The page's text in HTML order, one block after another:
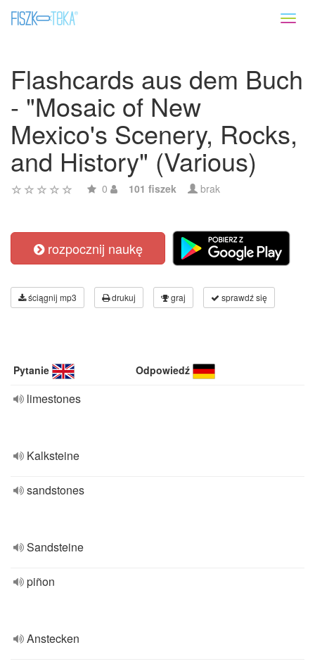
Flashcards aus dem Buch
- "Mosaic of New
Mexico's Scenery, Rocks,
and History" (Various)
0 101 fiszek brak
rozpocznij naukę
ściągnij mp3 drukuj graj sprawdź się
Pytanie Odpowiedź
limestones
Kalksteine
sandstones
Sandsteine
piñon
Anstecken